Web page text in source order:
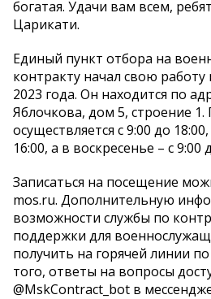
богатая. Удачи вам всем,
Царикати.
Единый пункт отбора на
контракту начал свою
2023 года. Он находится по
Яблочкова, дом 5, строение
осуществляется с 9:00 до
16:00, а в воскресенье – с 9:00
Записаться на посещение
mos.ru. Дополнительную
возможности службы по
поддержки для
получить на горячей линии
того, ответы на вопросы
@MskContract_bot в